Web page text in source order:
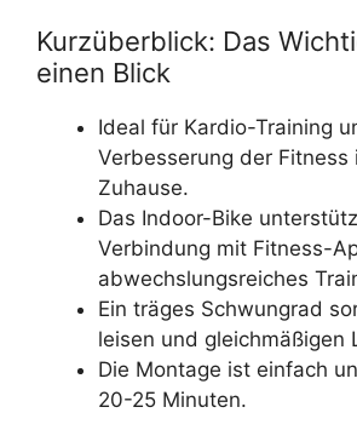
Kurzüberblick: Das
einen Blick
Ideal für Kardio-Training
Verbesserung der Fitness
Zuhause.
Das Indoor-Bike
Verbindung mit Fitness-
abwechslungsreiches
Ein träges Schwungrad
leisen und gleichmäßigen
Die Montage ist einfach
20-25 Minuten.